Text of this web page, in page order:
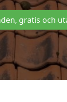
gratis och